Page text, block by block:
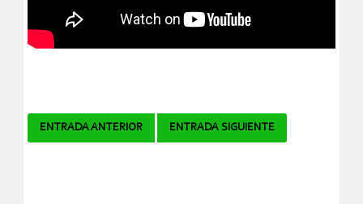
Navegador
ENTRADA ANTERIOR ENTRADA SIGUIENTE